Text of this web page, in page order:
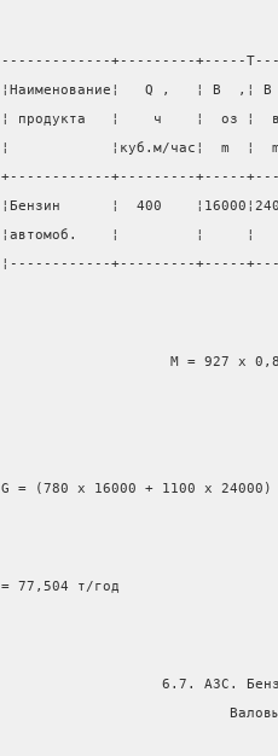
-------------+---------+-----
¦Наименование¦   Q ,   ¦ В  ,¦
¦ продукта   ¦    ч    ¦  оз ¦
¦            ¦куб.м/час¦  m
+------------+---------+-----
¦Бензин      ¦  400
¦автомоб.    ¦         ¦     ¦
¦------------+---------+-----
М = 927 x
G = (780 x 16000 + 1100 x
= 77,504 т/год
6.7. АЗС.